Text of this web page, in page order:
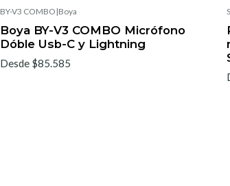
BY-V3 COMBO |Boya
Boya BY-V3 COMBO Micrófono
Dóble Usb-C y Lightning
Desde $85.585